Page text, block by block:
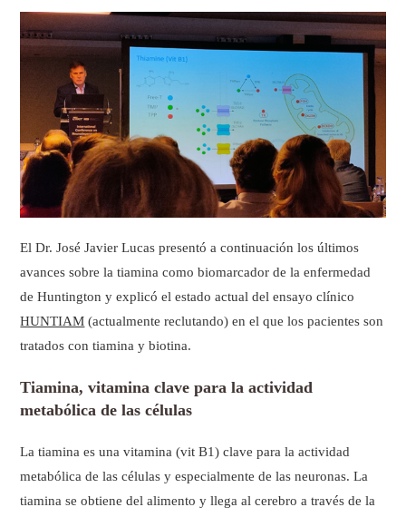
El Dr. José Javier Lucas presentó a continuación los últimos
avances sobre la tiamina como biomarcador de la enfermedad
de Huntington y explicó el estado actual del ensayo clínico
HUNTIAM (actualmente reclutando) en el que los pacientes son
tratados con tiamina y biotina.
Tiamina, vitamina clave para la actividad
metabólica de las células
La tiamina es una vitamina (vit B1) clave para la actividad
metabólica de las células y especialmente de las neuronas. La
tiamina se obtiene del alimento y llega al cerebro a través de la